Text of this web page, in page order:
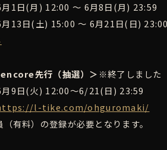
1日(月) 12:00 ～ 6月8日(月) 23:59
13日(土) 15:00 ～ 6月21日(日) 23:00
先行（抽選）＞ ※終了しました
9日(火) 12:00～6/21(日) 23:59
l-tike.com/ohguromaki/
有料）の登録が必要となります。